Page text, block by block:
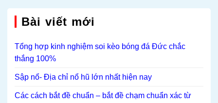
Bài viết mới
Tổng hợp kinh nghiệm soi kèo bóng đá Đức chắc
thắng 100%
Sập nổ- Địa chỉ nổ hũ lớn nhất hiện nay
Các cách bắt đề chuẩn – bắt đề chạm chuẩn xác từ